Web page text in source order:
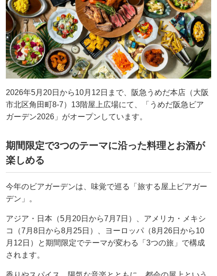
2026年5月20日から10月12日まで、阪急うめだ本店（大阪
市北区角田町8-7）13階屋上広場にて、「うめだ阪急ビア
ガーデン2026」がオープンしています。
期間限定で3つのテーマに沿った料理とお酒が
楽しめる
今年のビアガーデンは、味覚で巡る「旅する屋上ビアガー
デン」。
アジア・日本（5月20日から7月7日）、アメリカ・メキシ
コ（7月8日から8月25日）、ヨーロッパ（8月26日から10
月12日）と期間限定でテーマが変わる「3つの旅」で構成
されます。